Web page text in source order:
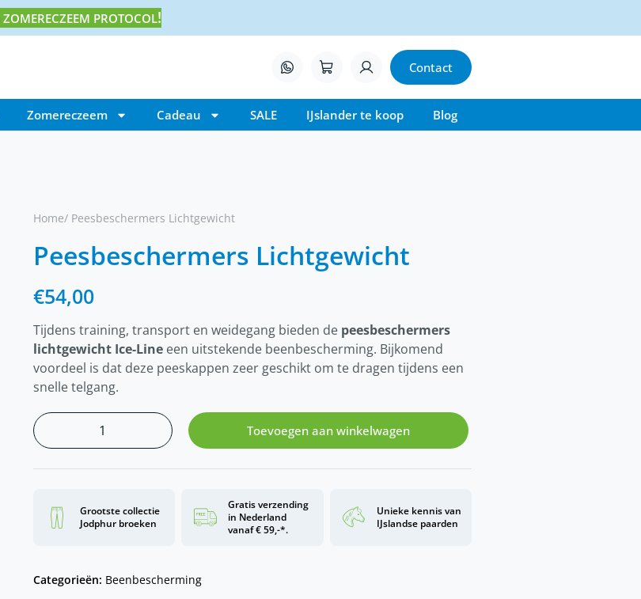
ZOMERECZEEM PROTOCOL!
Contact
Zomereczeem Cadeau SALE IJslander te koop Blog
Home/ Peesbeschermers Lichtgewicht
Peesbeschermers Lichtgewicht
€54,00
Tijdens training, transport en weidegang bieden de peesbeschermers
lichtgewicht Ice-Lineeen uitstekende beenbescherming. Bijkomend
voordeel is dat deze peeskappen zeer geschikt om te dragen tijdens een
snelle telgang.
Toevoegen aan winkelwagen
Grootste collectie
Jodphur broeken
Gratis verzending
in Nederland
vanaf € 59,-*.
Unieke kennis van
IJslandse paarden
Categorieën: Beenbescherming